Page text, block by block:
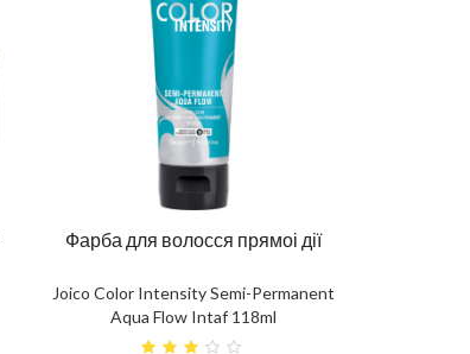
Фарба для волосся прямоі дії
Joico Color Intensity Semi-Permanent
Aqua Flow Intaf 118ml